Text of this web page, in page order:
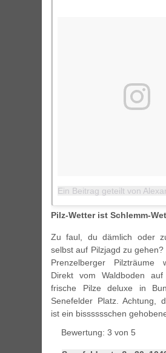
Pilz-Wetter ist Schlemm-
Zu faul, du dämlich oder
selbst auf Pilzjagd zu
Prenzelberger Pilzträume
Direkt vom Waldboden
frische Pilze deluxe in
Senefelder Platz. Achtung,
ist ein bisssssschen
Bewertung: 3 von 5